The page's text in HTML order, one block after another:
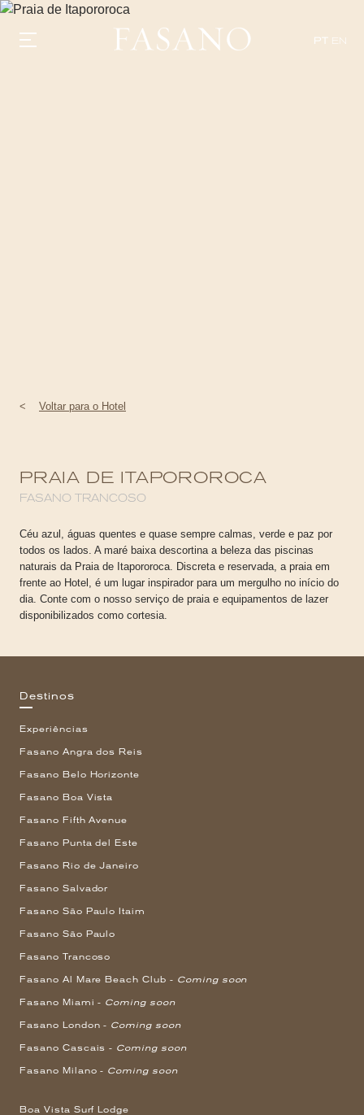
PT EN
< Voltar para o Hotel
PRAIA DE ITAPOROROCA
FASANO TRANCOSO
Céu azul, águas quentes e quase sempre calmas, verde e paz por
todos os lados. A maré baixa descortina a beleza das piscinas
naturais da Praia de Itapororoca. Discreta e reservada, a praia em
frente ao Hotel, é um lugar inspirador para um mergulho no início do
dia. Conte com o nosso serviço de praia e equipamentos de lazer
disponibilizados como cortesia.
Destinos
Experiências
Fasano Angra dos Reis
Fasano Belo Horizonte
Fasano Boa Vista
Fasano Fifth Avenue
Fasano Punta del Este
Fasano Rio de Janeiro
Fasano Salvador
Fasano São Paulo Itaim
Fasano São Paulo
Fasano Trancoso
Fasano Al Mare Beach Club - Coming soon
Fasano Miami - Coming soon
Fasano London - Coming soon
Fasano Cascais - Coming soon
Fasano Milano - Coming soon
Boa Vista Surf Lodge